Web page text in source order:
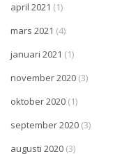
april 2021 (1)
mars 2021 (4)
januari 2021 (1)
november 2020 (3)
oktober 2020 (1)
september 2020 (3)
augusti 2020 (3)